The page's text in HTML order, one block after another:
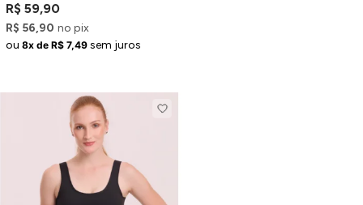
R$ 59,90
R$ 56,90 no pix
ou 8x de R$ 7,49 sem juros